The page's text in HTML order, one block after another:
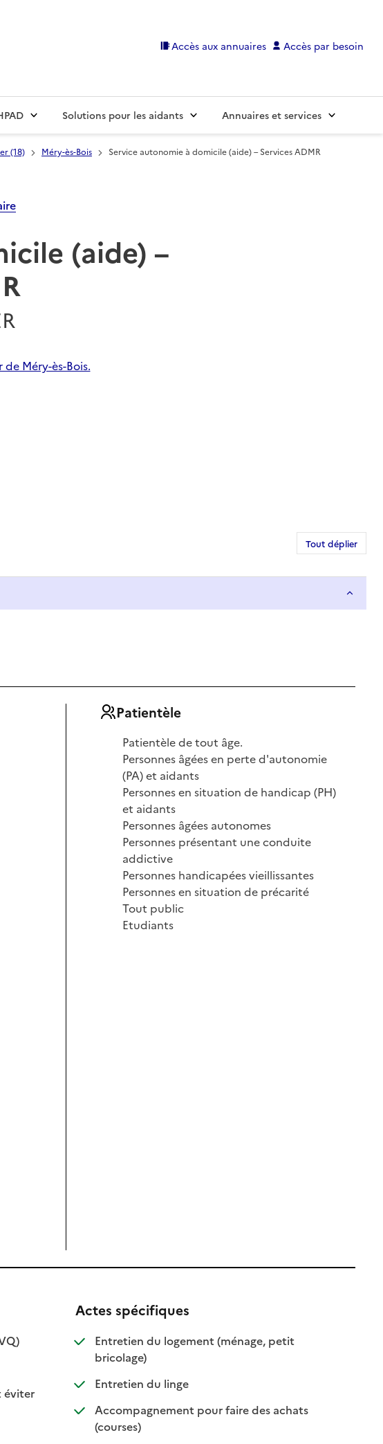
Accès aux annuaires Accès par besoin
Solutions pour les aidants Annuaires et services
(18) Méry-ès-Bois Service autonomie à domicile (aide) – Services ADMR
(aide) –
Méry-ès-Bois.
Tout déplier
Patientèle
Patientèle de tout âge.
Personnes âgées en perte d'autonomie
(PA) et aidants
Personnes en situation de handicap (PH)
et aidants
Personnes âgées autonomes
Personnes présentant une conduite
addictive
Personnes handicapées vieillissantes
Personnes en situation de précarité
Tout public
Etudiants
disponible
non disponible
éviter
Actes spécifiques
Entretien du logement (ménage, petit
bricolage): disponible
: non disponible
Entretien du linge: disponible
: non disponible
Accompagnement pour faire des achats
(courses): disponible
: non disponible